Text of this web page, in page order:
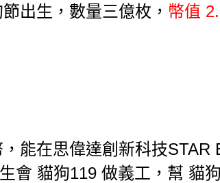
出生，數量三億枚， 幣值
能在思偉達創新科技STAR
會 貓狗119 做義工，幫 貓